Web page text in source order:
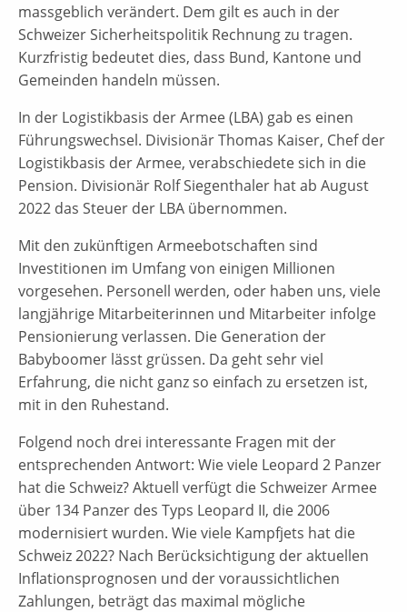
massgeblich verändert. Dem gilt es auch in der
Schweizer Sicherheitspolitik Rechnung zu tragen.
Kurzfristig bedeutet dies, dass Bund, Kantone und
Gemeinden handeln müssen.
In der Logistikbasis der Armee (LBA) gab es einen
Führungswechsel. Divisionär Thomas Kaiser, Chef der
Logistikbasis der Armee, verabschiedete sich in die
Pension. Divisionär Rolf Siegenthaler hat ab August
2022 das Steuer der LBA übernommen.
Mit den zukünftigen Armeebotschaften sind
Investitionen im Umfang von einigen Millionen
vorgesehen. Personell werden, oder haben uns, viele
langjährige Mitarbeiterinnen und Mitarbeiter infolge
Pensionierung verlassen. Die Generation der
Babyboomer lässt grüssen. Da geht sehr viel
Erfahrung, die nicht ganz so einfach zu ersetzen ist,
mit in den Ruhestand.
Folgend noch drei interessante Fragen mit der
entsprechenden Antwort: Wie viele Leopard 2 Panzer
hat die Schweiz? Aktuell verfügt die Schweizer Armee
über 134 Panzer des Typs Leopard II, die 2006
modernisiert wurden. Wie viele Kampfjets hat die
Schweiz 2022? Nach Berücksichtigung der aktuellen
Inflationsprognosen und der voraussichtlichen
Zahlungen, beträgt das maximal mögliche